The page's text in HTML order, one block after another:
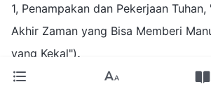
1, Penampakan dan Pekerjaan
Akhir Zaman yang Bisa Memberi
yang Kekal").